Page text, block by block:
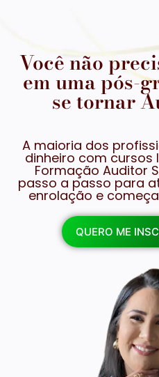
Você não
em uma pós-
se tornar
A maioria dos
dinheiro com cursos
Formação Auditor
passo a passo para
enrolação e
QUERO ME